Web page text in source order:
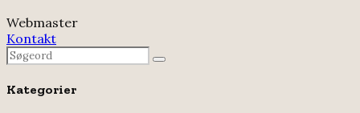
Webmaster
Kontakt
Search
for:
Search
Kategorier